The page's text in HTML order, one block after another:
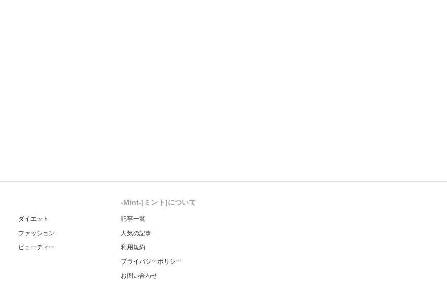
ダイエット
ファッション
ビューティー
-Mint-[ミント]について
記事一覧
人気の記事
利用規約
プライバシーポリシー
お問い合わせ